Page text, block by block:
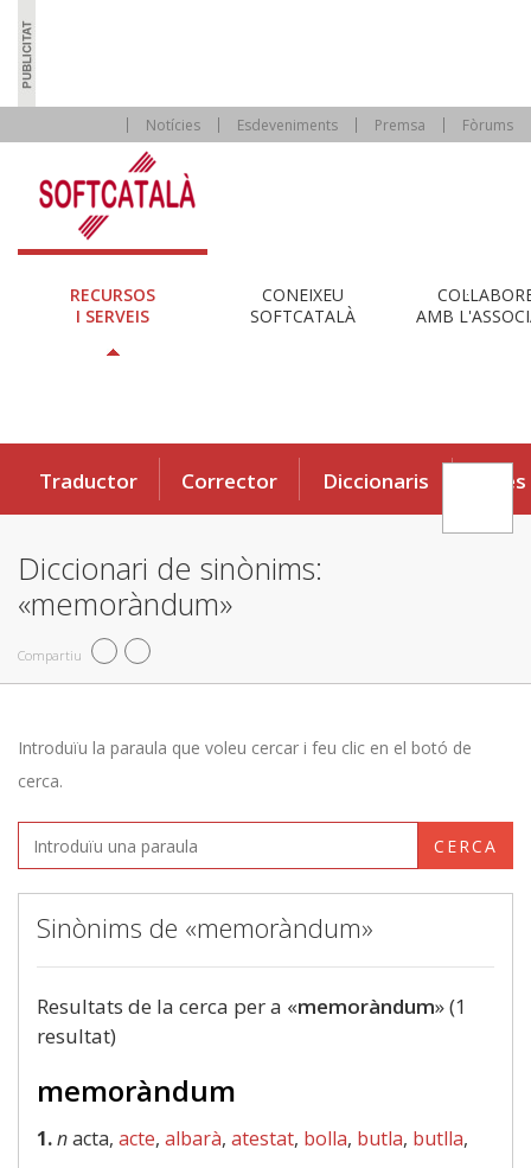
Notícies Esdeveniments Premsa Fòrums
RECURSOS
I SERVEIS
CONEIXEU
SOFTCATALÀ
AMB
Traductor Corrector Diccionaris Eines
Diccionari de sinònims:
«memoràndum»
Compartiu
Introduïu la paraula que voleu cercar i feu clic en el botó de
cerca.
CERCA
Sinònims de «memoràndum»
Resultats de la cerca per a «memoràndum» (1
resultat)
memoràndum
1.nacta, acte, albarà, atestat, bolla, butla, butlla,